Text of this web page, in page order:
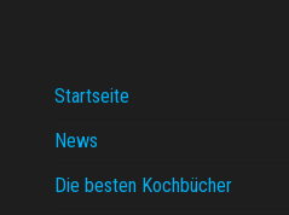
Startseite
News
Die besten Kochbücher